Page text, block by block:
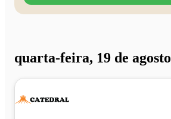
quarta-feira, 19 de agosto